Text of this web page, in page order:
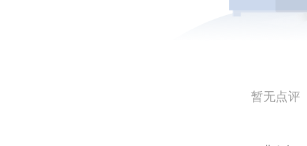
暂无点评